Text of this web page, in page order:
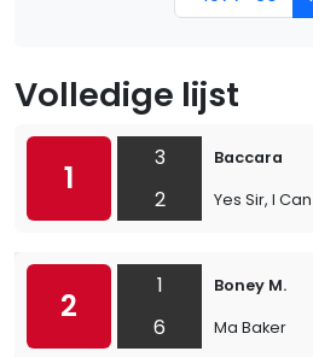
Volledige lijst
1
3
2
Baccara
Yes Sir, I
2
1
6
Boney M.
Ma Baker